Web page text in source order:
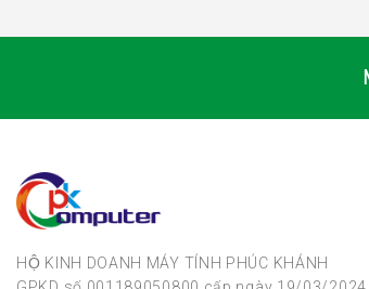
HỘ KINH DOANH MÁY TÍNH PHÚC KHÁNH